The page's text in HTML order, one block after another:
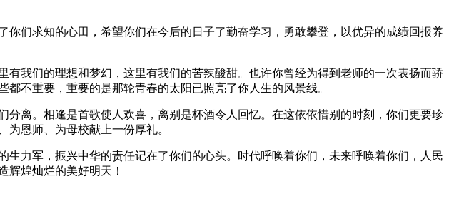
们求知的心田，希望你们在今后的日子了勤奋学习，勇敢攀登，以优异的成绩回报养
我们的理想和梦幻，这里有我们的苦辣酸甜。也许你曾经为得到老师的一次表扬而骄
不重要，重要的是那轮青春的太阳已照亮了你人生的风景线。
离。相逢是首歌使人欢喜，离别是杯酒令人回忆。在这依依惜别的时刻，你们更要珍
恩师、为母校献上一份厚礼。
力军，振兴中华的责任记在了你们的心头。时代呼唤着你们，未来呼唤着你们，人民
辉煌灿烂的美好明天！